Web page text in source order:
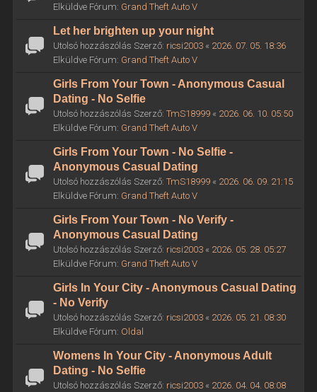
Elküldve Fórum: Grand Theft Auto V
Let her brighten up your night
Utolsó hozzászólás Szerző: ricsi2003« 2026. 07. 05. 18:36
Elküldve Fórum: Grand Theft Auto V
Girls From Your Town - Anonymous Casual
Dating - No Selfie
Utolsó hozzászólás Szerző: TmS18999« 2026. 06. 10. 05:50
Elküldve Fórum: Grand Theft Auto V
Girls From Your Town - No Selfie -
Anonymous Casual Dating
Utolsó hozzászólás Szerző: TmS18999« 2026. 06. 09. 21:15
Elküldve Fórum: Grand Theft Auto V
Girls From Your Town - No Verify -
Anonymous Casual Dating
Utolsó hozzászólás Szerző: ricsi2003« 2026. 05. 28. 05:27
Elküldve Fórum: Grand Theft Auto V
Girls In Your City - Anonymous Casual Dating
- No Verify
Utolsó hozzászólás Szerző: ricsi2003« 2026. 05. 21. 08:30
Elküldve Fórum: Oldal
Womens In Your City - Anonymous Adult
Dating - No Selfie
Utolsó hozzászólás Szerző: ricsi2003« 2026. 04. 04. 08:08